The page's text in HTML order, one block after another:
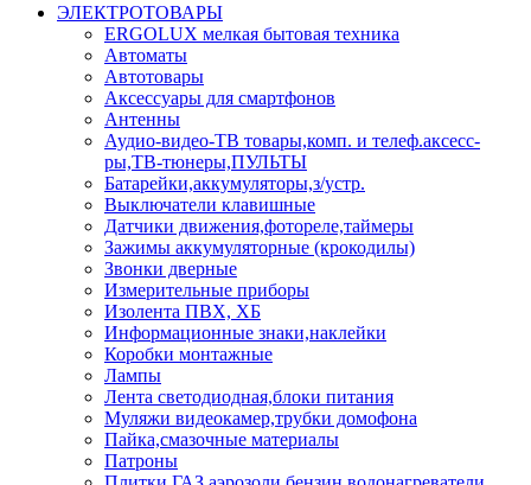
ЭЛЕКТРОТОВАРЫ
ERGOLUX мелкая бытовая техника
Автоматы
Автотовары
Аксессуары для смартфонов
Антенны
Аудио-видео-ТВ товары,комп. и телеф.аксесс-
ры,ТВ-тюнеры,ПУЛЬТЫ
Батарейки,аккумуляторы,з/устр.
Выключатели клавишные
Датчики движения,фотореле,таймеры
Зажимы аккумуляторные (крокодилы)
Звонки дверные
Измерительные приборы
Изолента ПВХ, ХБ
Информационные знаки,наклейки
Коробки монтажные
Лампы
Лента светодиодная,блоки питания
Муляжи видеокамер,трубки домофона
Пайка,смазочные материалы
Патроны